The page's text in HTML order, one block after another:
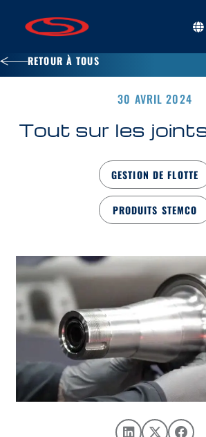
RETOUR À TOUS
30 AVRIL 2024
Tout sur les
GESTION DE FLOTTE
PRODUITS STEMCO